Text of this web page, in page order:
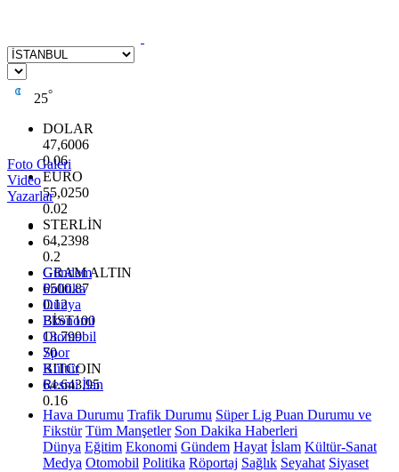
25°
DOLAR
47,6006
0.06
EURO
55,0250
0.02
STERLİN
64,2398
0.2
GRAM ALTIN
6500.87
0.12
BİST100
13.799
70
BITCOIN
64.643,95
0.16
Foto Galeri
Video
Yazarlar
Gündem
Politika
Dünya
Ekonomi
Otomobil
Spor
Kültür
Resmi İlan
Hava Durumu Trafik Durumu Süper Lig Puan Durumu ve
Fikstür Tüm Manşetler Son Dakika Haberleri
Dünya Eğitim Ekonomi Gündem Hayat İslam Kültür-Sanat
Medya Otomobil Politika Röportaj Sağlık Seyahat Siyaset